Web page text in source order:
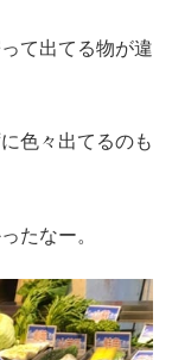
て出てる物が違
色々出てるのも
たなー。